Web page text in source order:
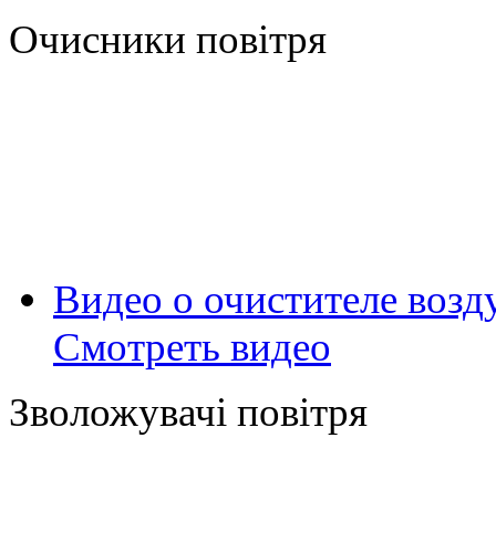
Очисники повітря
Видео о очистителе
Смотреть видео
Зволожувачі повітря